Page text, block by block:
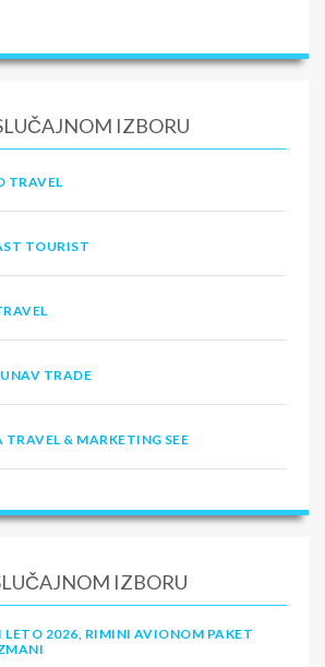
IZBORU
TRAVEL
TOURIST
TRADE
TRAVEL & MARKETING SEE
IZBORU
LETO 2026, RIMINI AVIONOM PAKET